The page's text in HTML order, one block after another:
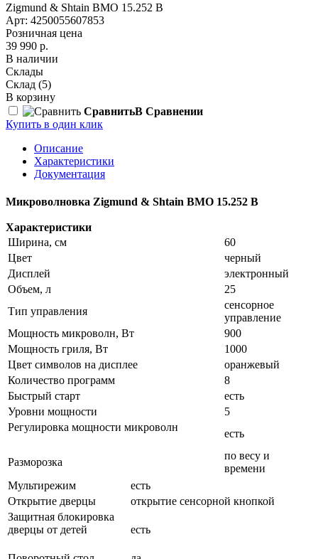
Zigmund & Shtain BMO 15.252 B
Арт: 4250055607853
Розничная цена
39 990 р.
В наличии
Склады
Склад (5)
В корзину
СравнитьВ Сравнении
Купить в один клик
Описание
Характеристики
Документация
Микроволновка Zigmund & Shtain BMO 15.252 B
Характеристики
Ширина, см
60
Цвет
черный
Дисплей
электронный
Объем, л
25
Тип управления
сенсорное
управление
Мощность микроволн, Вт
900
Мощность гриля, Вт
1000
Цвет символов на дисплее
оранжевый
Количество программ
8
Быстрый старт
есть
Уровни мощности
5
Регулировка мощности микроволн
есть
Разморозка
по весу и
времени
Мультирежим
есть
Открытие дверцы
открытие сенсорной кнопкой
Защитная блокировка
дверцы от детей
есть